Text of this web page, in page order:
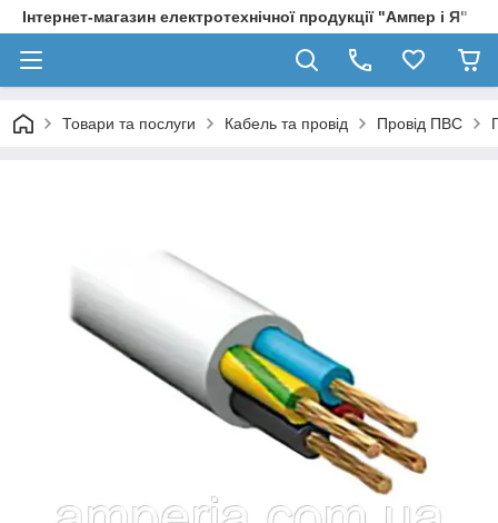
Інтернет-магазин електротехнічної продукції "Ампер і Я"
Товари та послуги Кабель та провід Провід ПВС